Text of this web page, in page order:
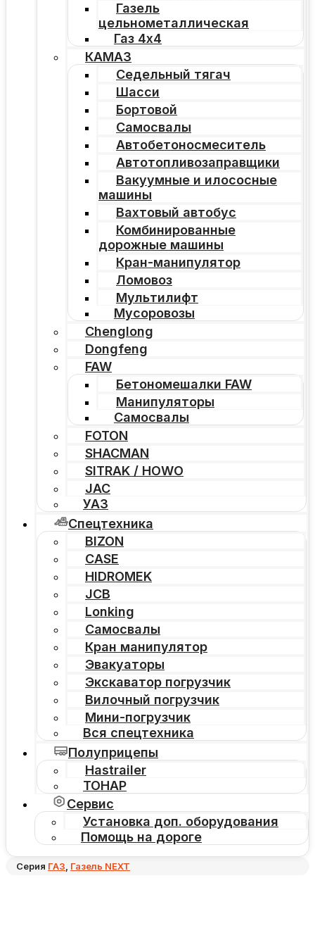
Газель
цельнометаллическая
Газ 4х4
КАМАЗ
Седельный тягач
Шасси
Бортовой
Самосвалы
Автобетоносмеситель
Автотопливозаправщики
Вакуумные и илососные
машины
Вахтовый автобус
Комбинированные
дорожные машины
Кран-манипулятор
Ломовоз
Мультилифт
Мусоровозы
Chenglong
Dongfeng
FAW
Бетономешалки FAW
Манипуляторы
Самосвалы
FOTON
SHACMAN
SITRAK / HOWO
JAC
УАЗ
Спецтехника
BIZON
CASE
HIDROMEK
JCB
Lonking
Самосвалы
Кран манипулятор
Эвакуаторы
Экскаватор погрузчик
Вилочный погрузчик
Мини-погрузчик
Вся спецтехника
Полуприцепы
Hastrailer
ТОНАР
Сервис
Установка доп. оборудования
Помощь на дороге
Серия ГАЗ, Газель NEXT